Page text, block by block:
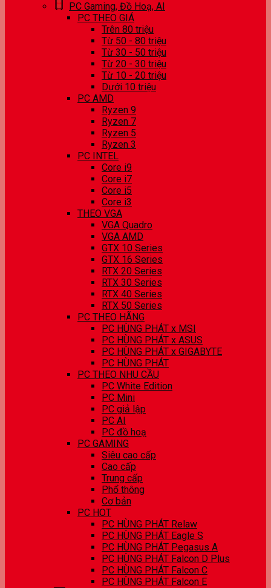
PC Gaming, Đồ Hoạ, AI
PC THEO GIÁ
Trên 80 triệu
Từ 50 - 80 triệu
Từ 30 - 50 triệu
Từ 20 - 30 triệu
Từ 10 - 20 triệu
Dưới 10 triệu
PC AMD
Ryzen 9
Ryzen 7
Ryzen 5
Ryzen 3
PC INTEL
Core i9
Core i7
Core i5
Core i3
THEO VGA
VGA Quadro
VGA AMD
GTX 10 Series
GTX 16 Series
RTX 20 Series
RTX 30 Series
RTX 40 Series
RTX 50 Series
PC THEO HÃNG
PC HÙNG PHÁT x MSI
PC HÙNG PHÁT x ASUS
PC HÙNG PHÁT x GIGABYTE
PC HÙNG PHÁT
PC THEO NHU CẦU
PC White Edition
PC Mini
PC giả lập
PC AI
PC đồ hoạ
PC GAMING
Siêu cao cấp
Cao cấp
Trung cấp
Phổ thông
Cơ bản
PC HOT
PC HÙNG PHÁT Relaw
PC HÙNG PHÁT Eagle S
PC HÙNG PHÁT Pegasus A
PC HÙNG PHÁT Falcon D Plus
PC HÙNG PHÁT Falcon C
PC HÙNG PHÁT Falcon E